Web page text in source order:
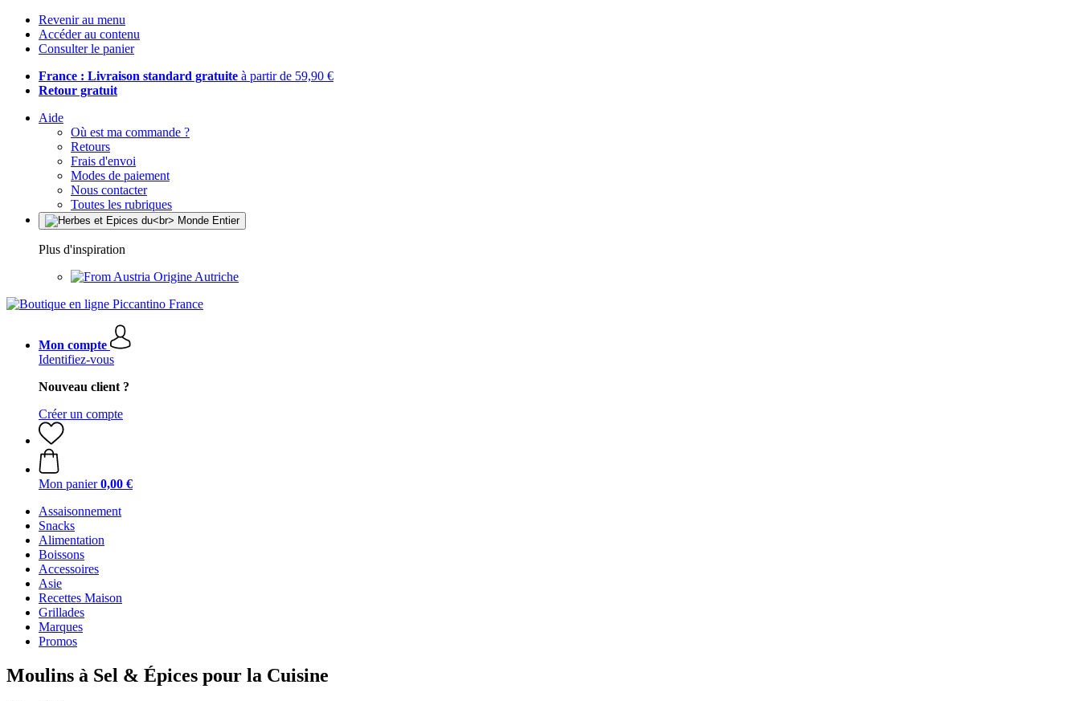
Revenir au menu
Accéder au contenu
Consulter le panier
France : Livraison standard gratuite à partir de 59,90 €
Retour gratuit
Aide
Où est ma commande ?
Retours
Frais d'envoi
Modes de paiement
Nous contacter
Toutes les rubriques
Plus d'inspiration
Origine Autriche
Mon compte
Identifiez-vous
Nouveau client ?
Créer un compte
Mon panier 0,00 €
Assaisonnement
Snacks
Alimentation
Boissons
Accessoires
Asie
Recettes Maison
Grillades
Marques
Promos
Moulins à Sel & Épices pour la Cuisine